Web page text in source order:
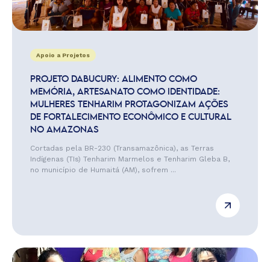
Apoio a Projetos
PROJETO DABUCURY: ALIMENTO COMO
MEMÓRIA, ARTESANATO COMO IDENTIDADE:
MULHERES TENHARIM PROTAGONIZAM AÇÕES
DE FORTALECIMENTO ECONÔMICO E CULTURAL
NO AMAZONAS
Cortadas pela BR-230 (Transamazônica), as Terras
Indígenas (TIs) Tenharim Marmelos e Tenharim Gleba B,
no município de Humaitá (AM), sofrem ...